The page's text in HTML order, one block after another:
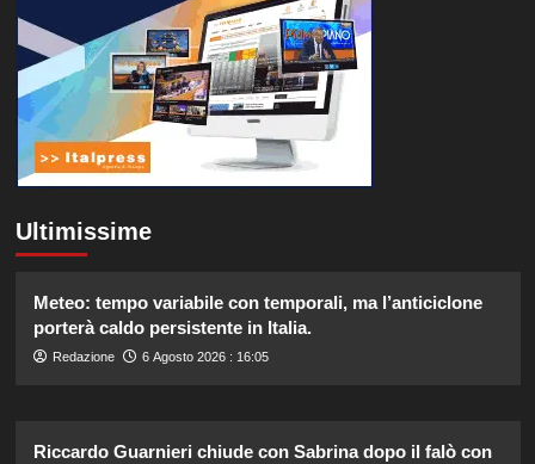
Ultimissime
Meteo: tempo variabile con temporali, ma l’anticiclone
porterà caldo persistente in Italia.
Redazione 6 Agosto 2026 : 16:05
Riccardo Guarnieri chiude con Sabrina dopo il falò con